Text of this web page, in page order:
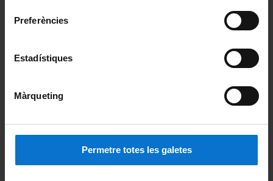
Preferències
Estadístiques
Màrqueting
Permetre totes les galetes
Sol·licitud del títol de màster
Sol·licitud de Premis Extraordinaris
Sol·licitud de reconeixement de crèdits d'estudis